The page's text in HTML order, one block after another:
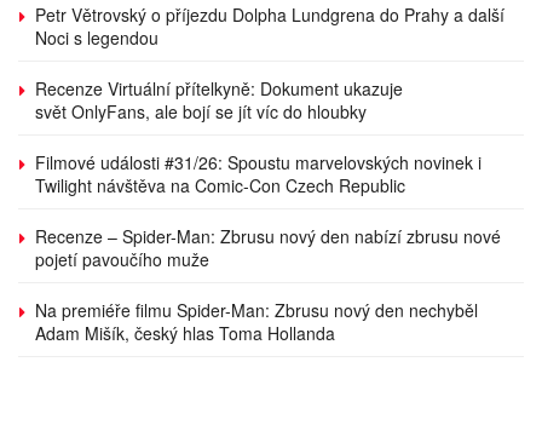
Petr Větrovský o příjezdu Dolpha Lundgrena do Prahy a další
Noci s legendou
Recenze Virtuální přítelkyně: Dokument ukazuje
svět OnlyFans, ale bojí se jít víc do hloubky
Filmové události #31/26: Spoustu marvelovských novinek i
Twilight návštěva na Comic-Con Czech Republic
Recenze – Spider-Man: Zbrusu nový den nabízí zbrusu nové
pojetí pavoučího muže
Na premiéře filmu Spider-Man: Zbrusu nový den nechyběl
Adam Mišík, český hlas Toma Hollanda